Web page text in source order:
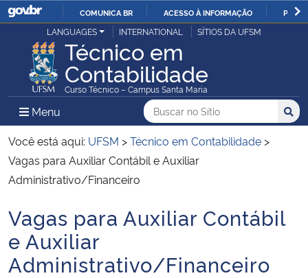
IR
PARA
O
CONTEÚDO
COMUNICA BR ACESSO À INFORMAÇÃO
Ministério da Justiça e Segurança Pública
Ministério da Defesa
Ministério das Relações Exteriores
Ministério da Economia
Ministério da Infraestrutura
Ministério da Agricultura, Pecuária e Abastecimento
LANGUAGES INTERNATIONAL SÍTIOS DA UFSM
Técnico em
Contabilidade
Curso Técnico – Campus Santa Maria
Menu Menu Principal do Sítio
Busca
Buscar no no Sítio
Busca:
Você está aqui: UFSM >Técnico em Contabilidade >
Vagas para Auxiliar Contábil e Auxiliar
Administrativo/Financeiro
Início do conteúdo
Vagas para Auxiliar Contábil
e Auxiliar
Administrativo/Financeiro